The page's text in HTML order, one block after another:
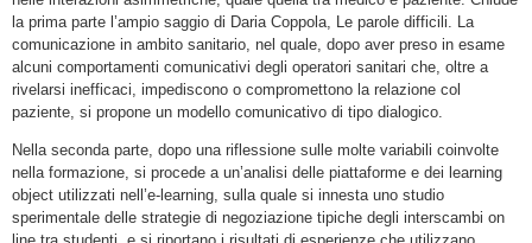
la prima parte l’ampio saggio di Daria Coppola, Le parole difficili. La
comunicazione in ambito sanitario, nel quale, dopo aver preso in esame
alcuni comportamenti comunicativi degli operatori sanitari che, oltre a
rivelarsi inefficaci, impediscono o compromettono la relazione col
paziente, si propone un modello comunicativo di tipo dialogico.
Nella seconda parte, dopo una riflessione sulle molte variabili coinvolte
nella formazione, si procede a un’analisi delle piattaforme e dei learning
object utilizzati nell’e-learning, sulla quale si innesta uno studio
sperimentale delle strategie di negoziazione tipiche degli interscambi on